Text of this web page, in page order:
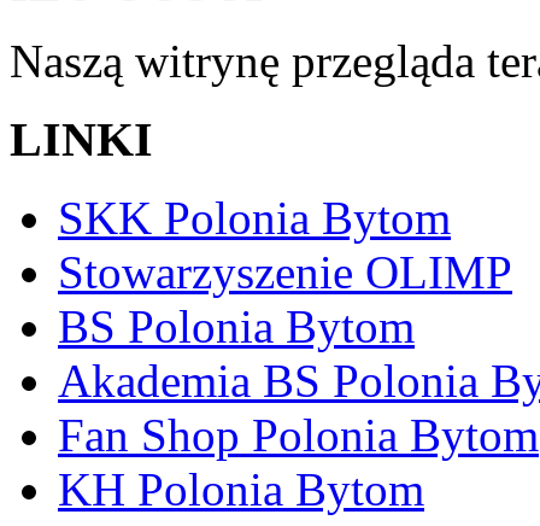
Naszą witrynę przegląda
LINKI
SKK Polonia Bytom
Stowarzyszenie OLIMP
BS Polonia Bytom
Akademia BS Polonia
Fan Shop Polonia Bytom
KH Polonia Bytom